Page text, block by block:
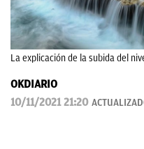
La explicación de la subida del
OKDIARIO
10/11/2021 21:20